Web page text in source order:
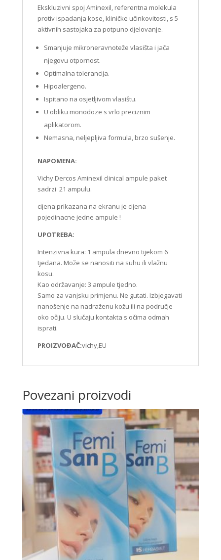
Ekskluzivni spoj Aminexil, referentna molekula
protiv ispadanja kose, kliničke učinkovitosti, s 5
aktivnih sastojaka za potpuno djelovanje.
Smanjuje mikroneravnoteže vlasišta i jača
njegovu otpornost.
Optimalna tolerancija.
Hipoalergeno.
Ispitano na osjetljivom vlasištu.
U obliku monodoze s vrlo preciznim
aplikatorom.
Nemasna, neljepljiva formula, brzo sušenje.
NAPOMENA:
Vichy Dercos Aminexil clinical ampule paket
sadrzi 21 ampulu.
cijena prikazana na ekranu je cijena
pojedinacne jedne ampule !
UPOTREBA:
Intenzivna kura: 1 ampula dnevno tijekom 6
tjedana. Može se nanositi na suhu ili vlažnu
kosu.
Kao održavanje: 3 ampule tjedno.
Samo za vanjsku primjenu. Ne gutati. Izbjegavati
nanošenje na nadraženu kožu ili na područje
oko očiju. U slučaju kontakta s očima odmah
isprati.
PROIZVOĐAČ:vichy,EU
Povezani proizvodi